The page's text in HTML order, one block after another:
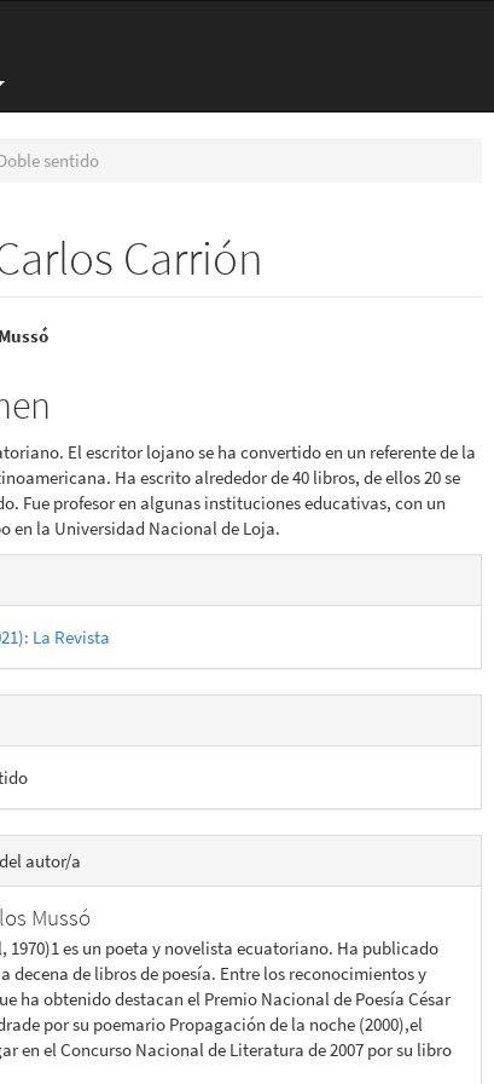
sentido
Carrión
El escritor lojano se ha convertido en un referente de la
Ha escrito alrededor de 40 libros, de ellos 20 se
Fue profesor en algunas instituciones educativas, con un
en la Universidad Nacional de Loja.
La Revista
autor/a
Mussó
1970)1 es un poeta y novelista ecuatoriano. Ha publicado
decena de libros de poesía. Entre los reconocimientos y
ha obtenido destacan el Premio Nacional de Poesía César
por su poemario Propagación de la noche (2000),el
en el Concurso Nacional de Literatura de 2007 por su libro